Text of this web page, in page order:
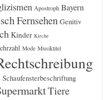
Apostroph Bayern
Fernsehen Genitiv
Kinder Kirche
Mode Musiktitel
Schaufensterbeschriftung
Tiere